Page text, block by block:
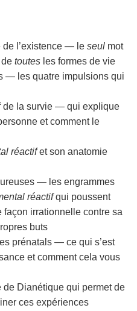
de l’existence — le seul mot
toutes les formes de vie
— les quatre impulsions qui
de la survie — qui explique
et comment le
réactifet son anatomie
— les engrammes
réactifqui poussent
façon irrationnelle contre sa
buts
prénatals — ce qui s’est
et comment cela vous
de Dianétique qui permet de
ces expériences